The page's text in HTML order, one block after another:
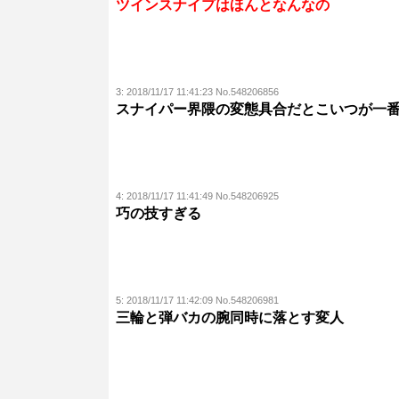
ツインスナイプはほんとなんなの
3: 2018/11/17 11:41:23 No.548206856
スナイパー界隈の変態具合だとこいつが一
4: 2018/11/17 11:41:49 No.548206925
巧の技すぎる
5: 2018/11/17 11:42:09 No.548206981
三輪と弾バカの腕同時に落とす変人